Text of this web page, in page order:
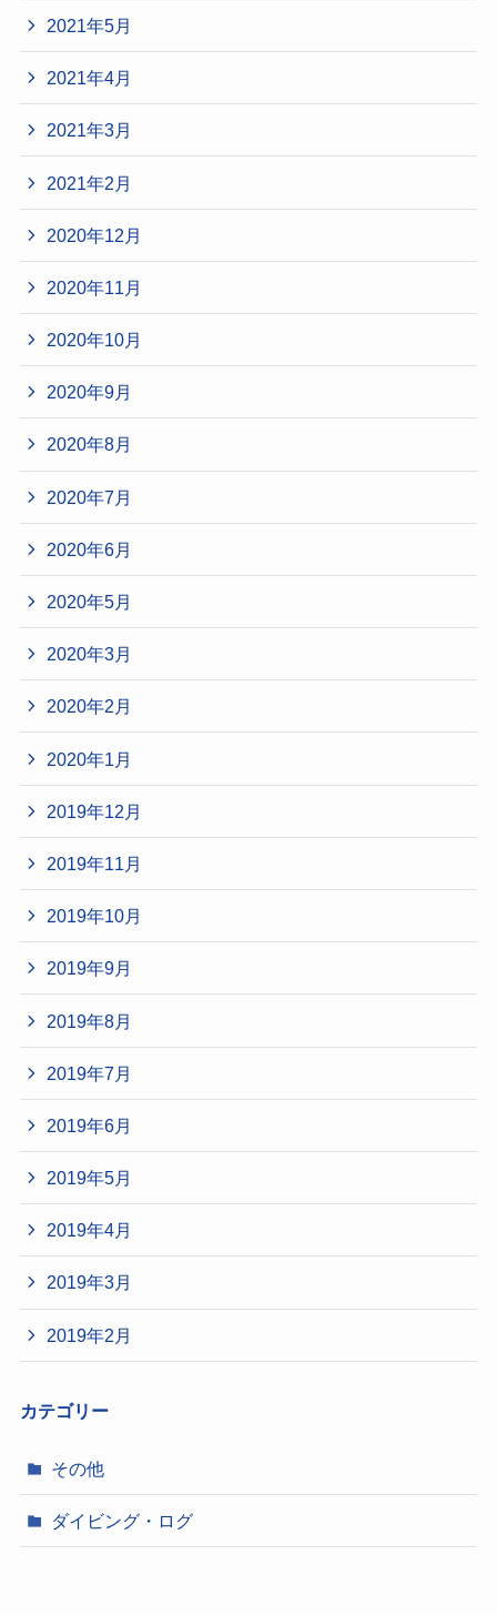
2021年5月
2021年4月
2021年3月
2021年2月
2020年12月
2020年11月
2020年10月
2020年9月
2020年8月
2020年7月
2020年6月
2020年5月
2020年3月
2020年2月
2020年1月
2019年12月
2019年11月
2019年10月
2019年9月
2019年8月
2019年7月
2019年6月
2019年5月
2019年4月
2019年3月
2019年2月
カテゴリー
その他
ダイビング・ログ